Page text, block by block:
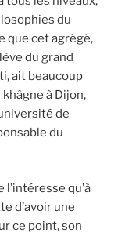
du
que cet agrégé,
du grand
ait beaucoup
à Dijon,
de
du
qu’à
d’avoir une
ce point, son